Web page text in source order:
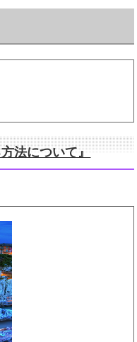
法について』